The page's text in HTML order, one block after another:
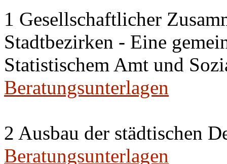
1 Gesellschaftlicher
Stadtbezirken - Eine
Statistischem Amt und
Beratungsunterlagen
2 Ausbau der städtischen
Beratungsunterlagen